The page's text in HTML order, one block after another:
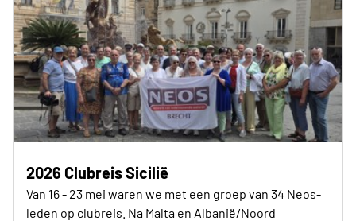
2026 Clubreis Sicilië
Van 16 - 23 mei waren we met een groep van 34 Neos-
leden op clubreis. Na Malta en Albanië/Noord